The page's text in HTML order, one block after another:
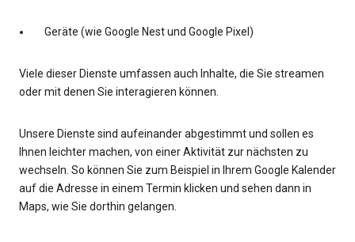
Geräte (wie Google Nest und Google Pixel)
Viele dieser Dienste umfassen auch Inhalte, die Sie streamen
oder mit denen Sie interagieren können.
Unsere Dienste sind aufeinander abgestimmt und sollen es
Ihnen leichter machen, von einer Aktivität zur nächsten zu
wechseln. So können Sie zum Beispiel in Ihrem Google Kalender
auf die Adresse in einem Termin klicken und sehen dann in
Maps, wie Sie dorthin gelangen.